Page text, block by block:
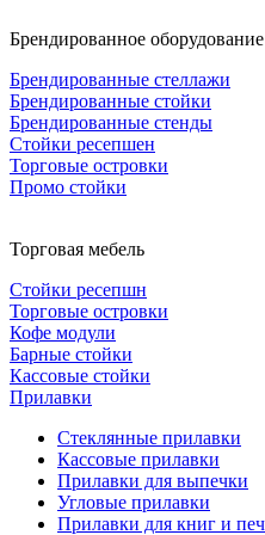
Брендированное оборудование
Брендированные стеллажи
Брендированные стойки
Брендированные стенды
Стойки ресепшен
Торговые островки
Промо стойки
Торговая мебель
Стойки ресепшн
Торговые островки
Кофе модули
Барные стойки
Кассовые стойки
Прилавки
Стеклянные прилавки
Кассовые прилавки
Прилавки для выпечки
Угловые прилавки
Прилавки для книг и